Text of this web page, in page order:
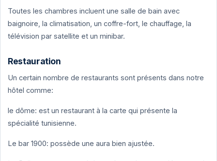
Toutes les chambres incluent une salle de bain avec
baignoire, la climatisation, un coffre-fort, le chauffage, la
télévision par satellite et un minibar.
Restauration
Un certain nombre de restaurants sont présents dans notre
hôtel comme:
le dôme: est un restaurant à la carte qui présente la
spécialité tunisienne.
Le bar 1900: possède une aura bien ajustée.